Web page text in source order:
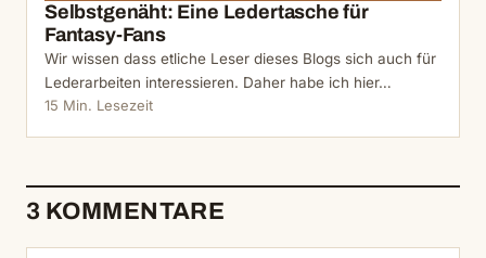
Selbstgenäht: Eine Ledertasche für
Fantasy-Fans
Wir wissen dass etliche Leser dieses Blogs sich auch für
Lederarbeiten interessieren. Daher habe ich hier…
15 Min. Lesezeit
3 KOMMENTARE